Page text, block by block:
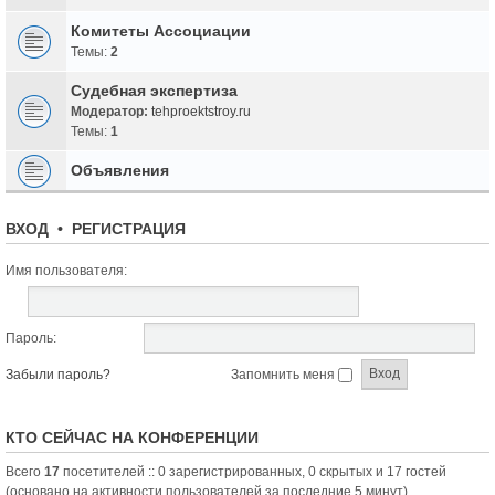
Комитеты Ассоциации
Темы: 2
Судебная экспертиза
Модератор: tehproektstroy.ru
Темы: 1
Объявления
ВХОД • РЕГИСТРАЦИЯ
Имя пользователя:
Пароль:
Забыли пароль? Запомнить меня
КТО СЕЙЧАС НА КОНФЕРЕНЦИИ
Всего 17 посетителей :: 0 зарегистрированных, 0 скрытых и 17 гостей
(основано на активности пользователей за последние 5 минут)